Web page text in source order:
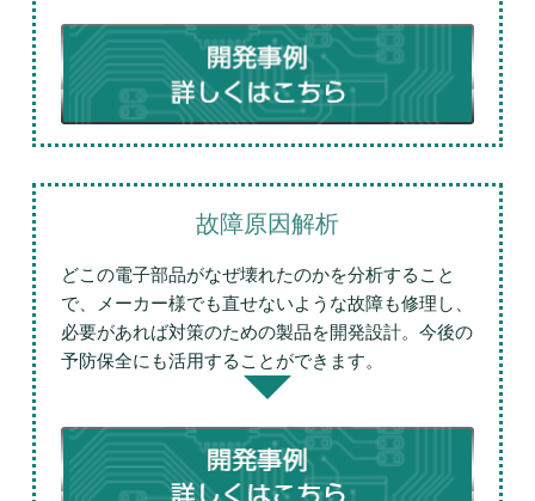
故障原因解析
どこの電子部品がなぜ壊れたのかを分析すること
で、メーカー様でも直せないような故障も修理し、
必要があれば対策のための製品を開発設計。今後の
予防保全にも活用することができます。